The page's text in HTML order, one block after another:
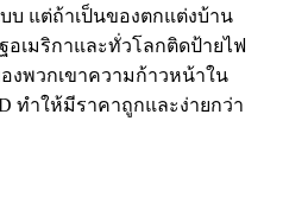
บ แต่ถ้าเป็นของตกแต่งบ้าน
เมริกาและทั่วโลกติดป้ายไฟ
งพวกเขาความก้าวหน้าใน
ทำให้มีราคาถูกและง่ายกว่า